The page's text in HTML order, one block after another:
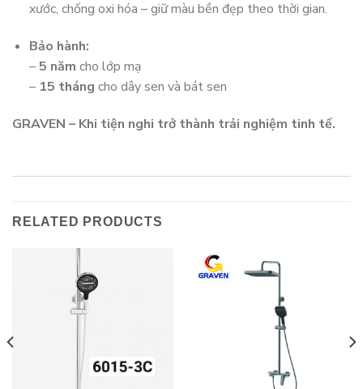
xước, chống oxi hóa – giữ màu bền đẹp theo thời gian.
Bảo hành:
– 5 năm cho lớp mạ
– 15 tháng cho dây sen và bát sen
GRAVEN – Khi tiện nghi trở thành trải nghiệm tinh tế.
RELATED PRODUCTS